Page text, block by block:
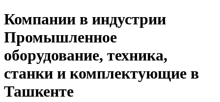
Компании в индустрии
Промышленное
оборудование, техника,
станки и комплектующие в
Ташкенте